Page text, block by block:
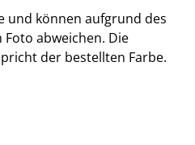
und können aufgrund des
abweichen. Die
der bestellten Farbe.